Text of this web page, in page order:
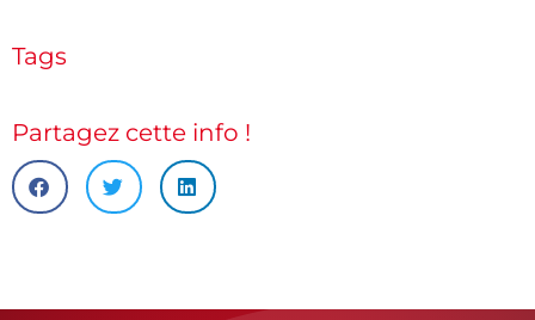
Tags
Partagez cette info !